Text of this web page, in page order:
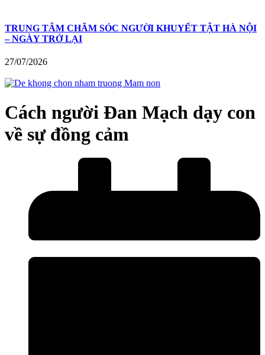
TRUNG TÂM CHĂM SÓC NGƯỜI KHUYẾT TẬT HÀ NỘI
– NGÀY TRỞ LẠI
27/07/2026
Cách người Đan Mạch dạy con
về sự đồng cảm